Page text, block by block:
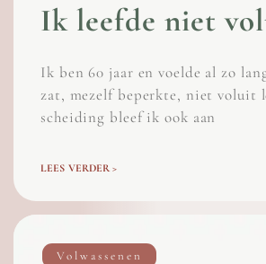
Ik leefde niet
Ik ben 60 jaar en voelde al zo
zat, mezelf beperkte, niet voluit
scheiding bleef ik ook aan
LEES VERDER >
Volwassenen